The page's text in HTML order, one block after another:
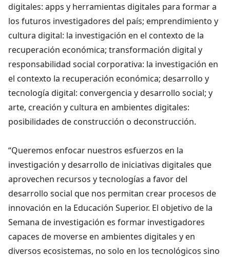
digitales: apps y herramientas digitales para formar a
los futuros investigadores del país; emprendimiento y
cultura digital: la investigación en el contexto de la
recuperación económica; transformación digital y
responsabilidad social corporativa: la investigación en
el contexto la recuperación económica; desarrollo y
tecnología digital: convergencia y desarrollo social; y
arte, creación y cultura en ambientes digitales:
posibilidades de construcción o deconstrucción.
“Queremos enfocar nuestros esfuerzos en la
investigación y desarrollo de iniciativas digitales que
aprovechen recursos y tecnologías a favor del
desarrollo social que nos permitan crear procesos de
innovación en la Educación Superior. El objetivo de la
Semana de investigación es formar investigadores
capaces de moverse en ambientes digitales y en
diversos ecosistemas, no solo en los tecnológicos sino